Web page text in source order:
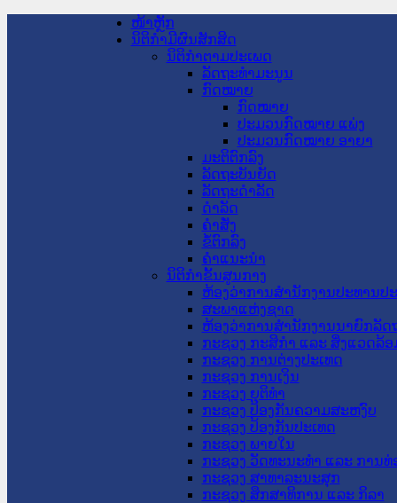
ໜ້າຫຼັກ
ນິຕິກໍາມີຜົນສັກສິດ
ນິຕິກໍາຕາມປະເພດ
ລັດຖະທໍາມະນູນ
ກົດໝາຍ
ກົດໝາຍ
ປະມວນກົດໝາຍ ແພ່ງ
ປະມວນກົດໝາຍ ອາຍາ
ມະຕິຕົກລົງ
ລັດຖະບັນຍັດ
ລັດຖະດໍາລັດ
ດໍາລັດ
ຄໍາສັ່ງ
ຂໍ້ຕົກລົງ
ຄໍາແນະນໍາ
ນິຕິກໍາຂັ້ນສູນກາງ
ຫ້ອງວ່າການສໍານັກງານປະທານປ
ສະພາແຫ່ງຊາດ
ຫ້ອງວ່າການສຳນັກງານນາຍົກລັດ
ກະຊວງ ກະສິກຳ ແລະ ສິ່ງແວດລ້ອ
ກະຊວງ ການຕ່າງປະເທດ
ກະຊວງ ການເງິນ
ກະຊວງ ຍຸຕິທໍາ
ກະຊວງ ປ້ອງກັນຄວາມສະຫງົບ
ກະຊວງ ປ້ອງກັນປະເທດ
ກະຊວງ ພາຍໃນ
ກະຊວງ ວັດທະນະທຳ ແລະ ການທ່
ກະຊວງ ສາທາລະນະສຸກ
ກະຊວງ ສຶກສາທິການ ແລະ ກິລາ